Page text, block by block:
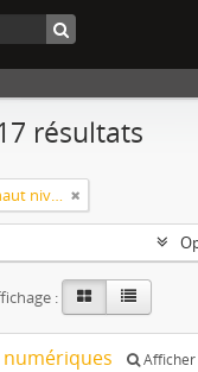
résultats
Seulement les descriptions de haut niveau
: